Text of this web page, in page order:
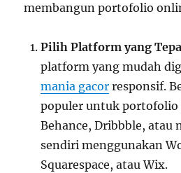
membangun portofolio
Pilih Platform yang
platform yang mudah
mania gacor responsif.
populer untuk portofolio
Behance, Dribbble, atau
sendiri menggunakan
Squarespace, atau Wix.